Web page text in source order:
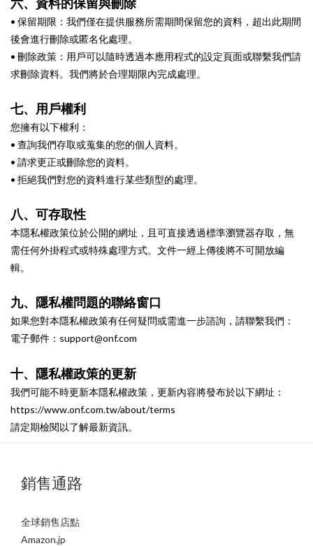
• 保留期限：我們僅在提供服務所需期間保留您的資料，超出此期間
後會進行刪除或匿名化處理。
• 刪除政策：用戶可以隨時透過本應用程式的設定頁面或聯繫我們請
求刪除資料。我們將於合理期限內完成處理。
七、用戶權利
您擁有以下權利：
• 查詢我們存取或蒐集的您的個人資料。
• 請求更正或刪除您的資料。
• 拒絕我們對您的資料進行某些類型的處理。
八、可存取性
本隱私權政策位於公開的網址，且可直接透過標準瀏覽器存取，無
需任何外掛程式或特殊處理方式。文件一經上傳後將不可開放編
輯。
九、隱私權問題的聯絡窗口
如果您對本隱私權政策有任何疑問或需進一步諮詢，請聯繫我們：
電子郵件：support@onf.com
十、隱私權政策的更新
我們可能不時更新本隱私權政策，更新內容將發布於以下網址：
https://www.onf.com.tw/about/terms
請定期檢閱以了解最新資訊。
銷售通路
全球銷售店點
Amazon.jp